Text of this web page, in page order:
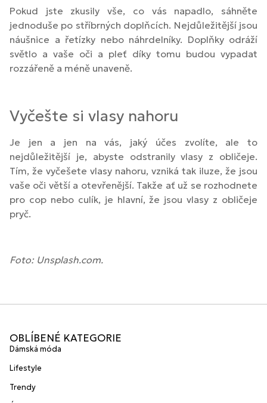
Pokud jste zkusily vše, co vás napadlo, sáhněte
jednoduše po stříbrných doplňcích. Nejdůležitější jsou
náušnice a řetízky nebo náhrdelníky. Doplňky odráží
světlo a vaše oči a pleť díky tomu budou vypadat
rozzářeně a méně unaveně.
Vyčešte si vlasy nahoru
Je jen a jen na vás, jaký účes zvolíte, ale to
nejdůležitější je, abyste odstranily vlasy z obličeje.
Tím, že vyčešete vlasy nahoru, vzniká tak iluze, že jsou
vaše oči větší a otevřenější. Takže ať už se rozhodnete
pro cop nebo culík, je hlavní, že jsou vlasy z obličeje
pryč.
Foto: Unsplash.com.
OBLÍBENÉ KATEGORIE
Dámská móda
Lifestyle
Trendy